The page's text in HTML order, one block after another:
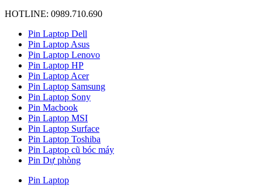
HOTLINE: 0989.710.690
Pin Laptop Dell
Pin Laptop Asus
Pin Laptop Lenovo
Pin Laptop HP
Pin Laptop Acer
Pin Laptop Samsung
Pin Laptop Sony
Pin Macbook
Pin Laptop MSI
Pin Laptop Surface
Pin Laptop Toshiba
Pin Laptop cũ bóc máy
Pin Dự phòng
Pin Laptop